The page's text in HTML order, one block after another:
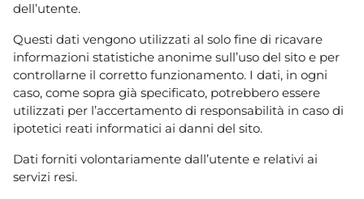
dell’utente.
Questi dati vengono utilizzati al solo fine di ricavare
informazioni statistiche anonime sull’uso del sito e per
controllarne il corretto funzionamento. I dati, in ogni
caso, come sopra già specificato, potrebbero essere
utilizzati per l’accertamento di responsabilità in caso di
ipotetici reati informatici ai danni del sito.
Dati forniti volontariamente dall’utente e relativi ai
servizi resi.